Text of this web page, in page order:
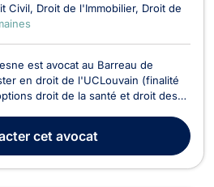
Civil Droit de l'Immobilier Droit de
est avocat au Barreau de
en droit de l'UCLouvain (finalité
droit de la santé et droit des
juridictions francophones de
à un licenc...
cet avocat